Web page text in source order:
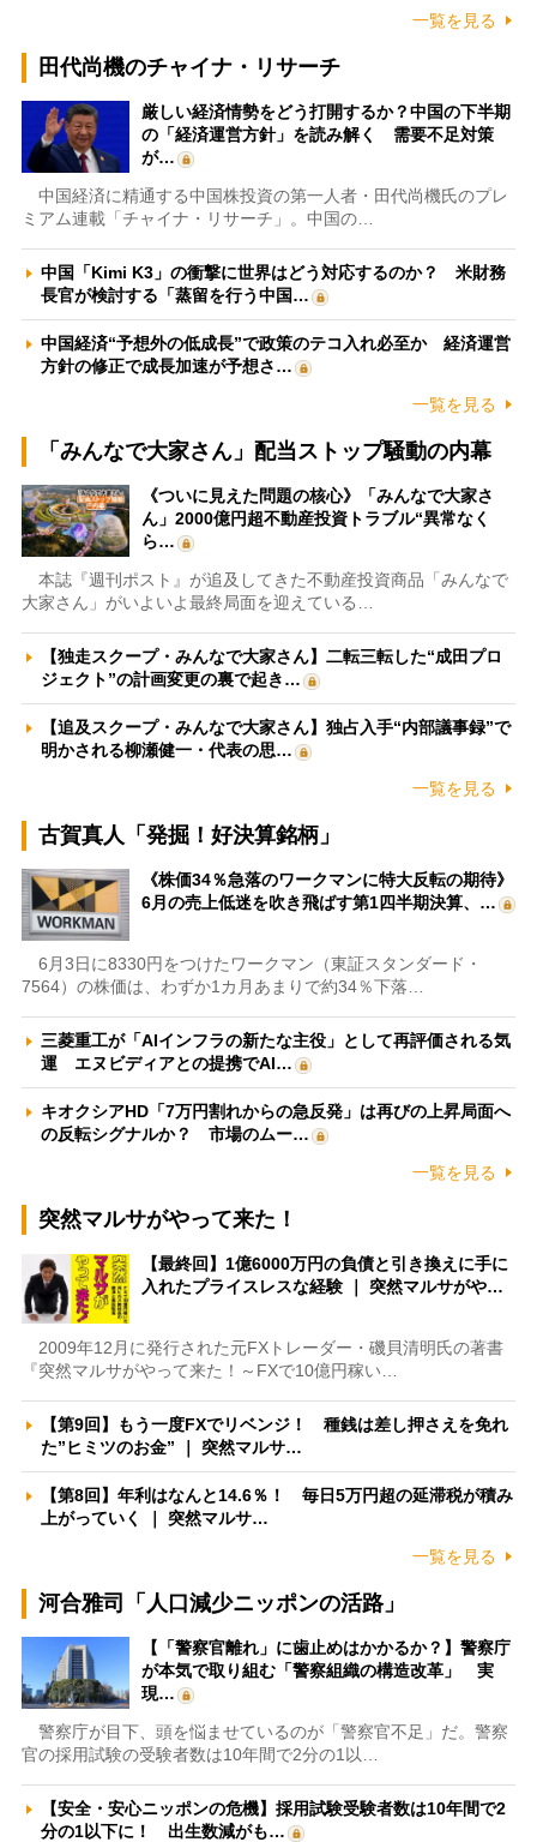
一覧を見る
田代尚機のチャイナ・リサーチ
厳しい経済情勢をどう打開するか？中国の下半期
の「経済運営方針」を読み解く 需要不足対策
が…
中国経済に精通する中国株投資の第一人者・田代尚機氏のプレ
ミアム連載「チャイナ・リサーチ」。中国の…
中国「Kimi K3」の衝撃に世界はどう対応するのか？ 米財務
長官が検討する「蒸留を行う中国…
中国経済“予想外の低成長”で政策のテコ入れ必至か 経済運営
方針の修正で成長加速が予想さ…
一覧を見る
「みんなで大家さん」配当ストップ騒動の内幕
《ついに見えた問題の核心》「みんなで大家さ
ん」2000億円超不動産投資トラブル“異常なく
ら…
本誌『週刊ポスト』が追及してきた不動産投資商品「みんなで
大家さん」がいよいよ最終局面を迎えている…
【独走スクープ・みんなで大家さん】二転三転した“成田プロ
ジェクト”の計画変更の裏で起き…
【追及スクープ・みんなで大家さん】独占入手“内部議事録”で
明かされる柳瀬健一・代表の思…
一覧を見る
古賀真人「発掘！好決算銘柄」
《株価34％急落のワークマンに特大反転の期待》
6月の売上低迷を吹き飛ばす第1四半期決算、…
6月3日に8330円をつけたワークマン（東証スタンダード・
7564）の株価は、わずか1カ月あまりで約34％下落…
三菱重工が「AIインフラの新たな主役」として再評価される気
運 エヌビディアとの提携でAI…
キオクシアHD「7万円割れからの急反発」は再びの上昇局面へ
の反転シグナルか？ 市場のムー…
一覧を見る
突然マルサがやって来た！
【最終回】1億6000万円の負債と引き換えに手に
入れたプライスレスな経験 ｜ 突然マルサがや…
2009年12月に発行された元FXトレーダー・磯貝清明氏の著書
『突然マルサがやって来た！～FXで10億円稼い…
【第9回】もう一度FXでリベンジ！ 種銭は差し押さえを免れ
た”ヒミツのお金” ｜ 突然マルサ…
【第8回】年利はなんと14.6％！ 毎日5万円超の延滞税が積み
上がっていく ｜ 突然マルサ…
一覧を見る
河合雅司「人口減少ニッポンの活路」
【「警察官離れ」に歯止めはかかるか？】警察庁
が本気で取り組む「警察組織の構造改革」 実
現…
警察庁が目下、頭を悩ませているのが「警察官不足」だ。警察
官の採用試験の受験者数は10年間で2分の1以…
【安全・安心ニッポンの危機】採用試験受験者数は10年間で2
分の1以下に！ 出生数減がも…